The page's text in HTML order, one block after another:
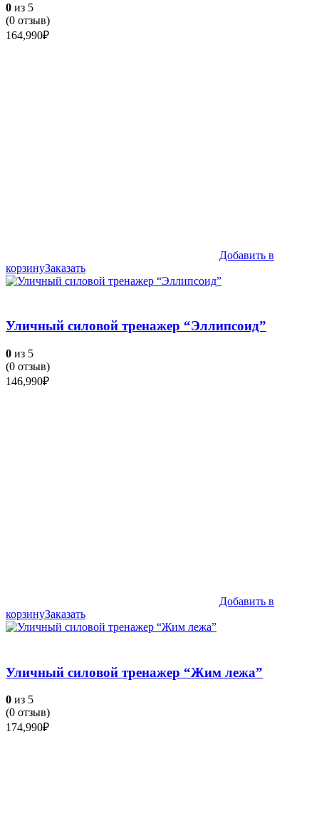
0 из 5
(0 отзыв)
164,990₽
Добавить в
корзинуЗаказать
Уличный силовой тренажер “Эллипсоид”
0 из 5
(0 отзыв)
146,990₽
Добавить в
корзинуЗаказать
Уличный силовой тренажер “Жим лежа”
0 из 5
(0 отзыв)
174,990₽